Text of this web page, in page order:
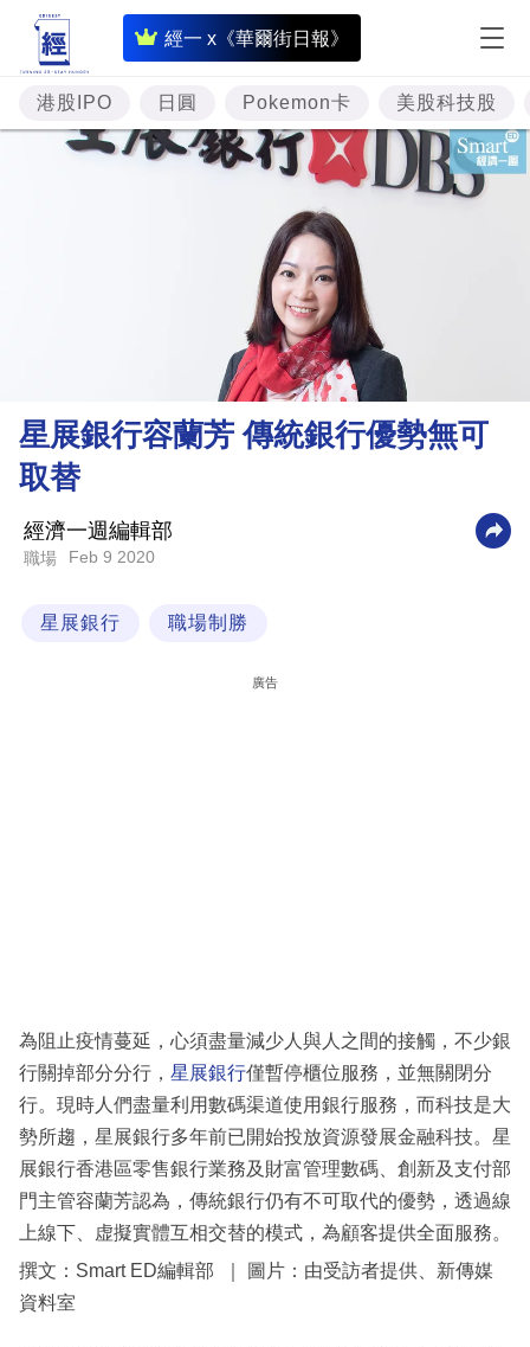
經一 x《華爾街日報》
即
時
財
經
財
業
科
區
港股IPO 日圓 Pokemon卡 美股科技股
星展銀行容蘭芳 傳統銀行優勢無可
取替
經濟一週編輯部
職場 Feb 9 2020
星展銀行 職場制勝
廣告
為阻止疫情蔓延，心須盡量減少人與人之間的接觸，不少銀
行關掉部分分行， 星展銀行僅暫停櫃位服務，並無關閉分
行。現時人們盡量利用數碼渠道使用銀行服務，而科技是大
勢所趨，星展銀行多年前已開始投放資源發展金融科技。星
展銀行香港區零售銀行業務及財富管理數碼、創新及支付部
門主管容蘭芳認為，傳統銀行仍有不可取代的優勢，透過線
上線下、虚擬實體互相交替的模式，為顧客提供全面服務。
撰文：Smart ED編輯部 ｜ 圖片：由受訪者提供、新傳媒
資料室